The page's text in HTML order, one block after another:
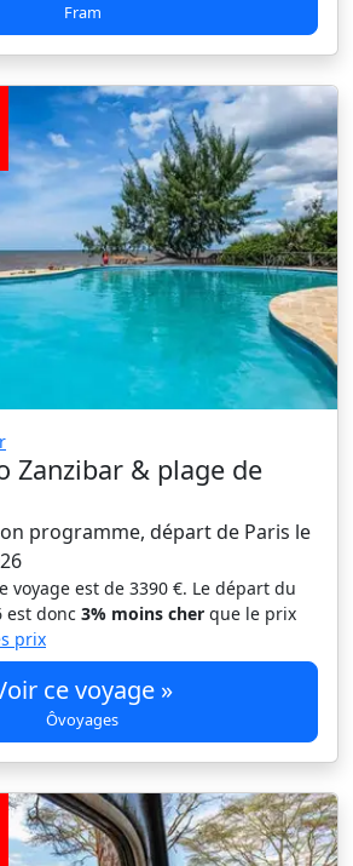
Fram
Zanzibar & plage de
programme, départ de Paris le
voyage est de 3390 €. Le départ du
est donc 3% moins cher que le prix
prix
ce voyage »
Ôvoyages